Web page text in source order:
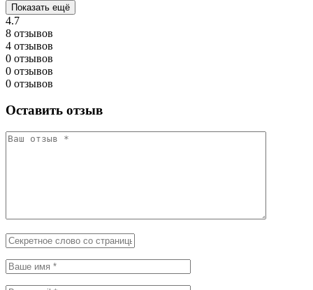
Показать ещё
4.7
8 отзывов
4 отзывов
0 отзывов
0 отзывов
0 отзывов
Оставить отзыв